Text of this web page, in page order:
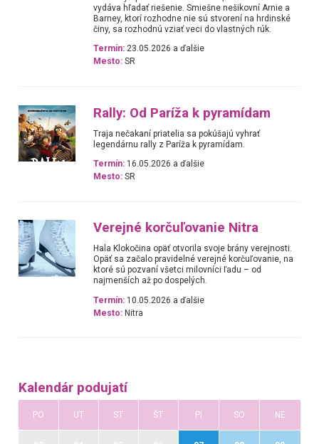
vydáva hľadať riešenie. Smiešne nešikovní Arnie a
Barney, ktorí rozhodne nie sú stvorení na hrdinské
činy, sa rozhodnú vziať veci do vlastných rúk.
Termín: 23.05.2026 a ďalšie
Mesto: SR
Rally: Od Paríža k pyramídam
Traja nečakaní priatelia sa pokúšajú vyhrať
legendárnu rally z Paríža k pyramídam.
Termín: 16.05.2026 a ďalšie
Mesto: SR
Verejné korčuľovanie Nitra
Hala Klokočina opäť otvorila svoje brány verejnosti.
Opäť sa začalo pravidelné verejné korčuľovanie, na
ktoré sú pozvaní všetci milovníci ľadu – od
najmenších až po dospelých.
Termín: 10.05.2026 a ďalšie
Mesto: Nitra
Kalendár podujatí
PO UT ST ŠT PI SO NE